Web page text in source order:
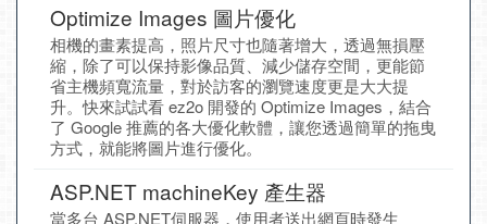
Optimize Images 圖片優化
相機的畫素提高，照片尺寸也隨著增大，透過無損壓
縮，除了可以保持影像品質、減少儲存空間，更能節
省主機頻寬流量，對於訪客的瀏覽速度更是大大提
升。快來試試看 ez2o 開發的 Optimize Images，結合
了 Google 推薦的各大優化軟體，讓您透過簡單的拖曳
方式，就能將圖片進行優化。
ASP.NET machineKey 產生器
當多台 ASP.NET伺服器，使用者送出網頁時發生